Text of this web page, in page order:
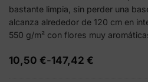
bastante limpia, sin perder una
alcanza alrededor de 120 cm en
550 g/m² con flores muy
10,50 €-147,42 €
Rango